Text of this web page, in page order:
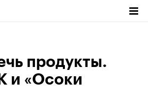
продукты.
и «Осоки